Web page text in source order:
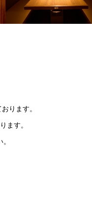
ります。
ます。